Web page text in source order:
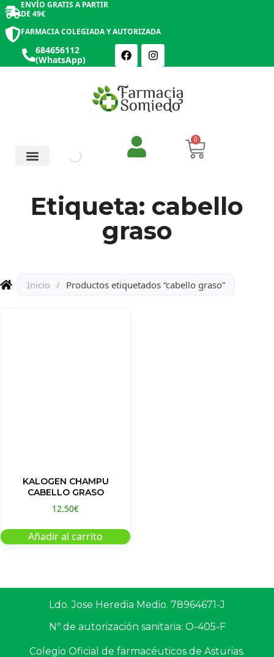
ENVÍO GRATIS A PARTIR
DE 49€
FARMACIA COLEGIADA Y AUTORIZADA
684656112
(WhatsApp)
0
Etiqueta: cabello
graso
Inicio / Productos etiquetados “cabello graso”
KALOGEN CHAMPU
CABELLO GRASO
12.50€
Añadir al carrito
Ldo. Jose Heredia Medio. 78964671-J
Nº de autorización sanitaria: O-405-F
Colegio Oficial de farmacéuticos de Asturias.